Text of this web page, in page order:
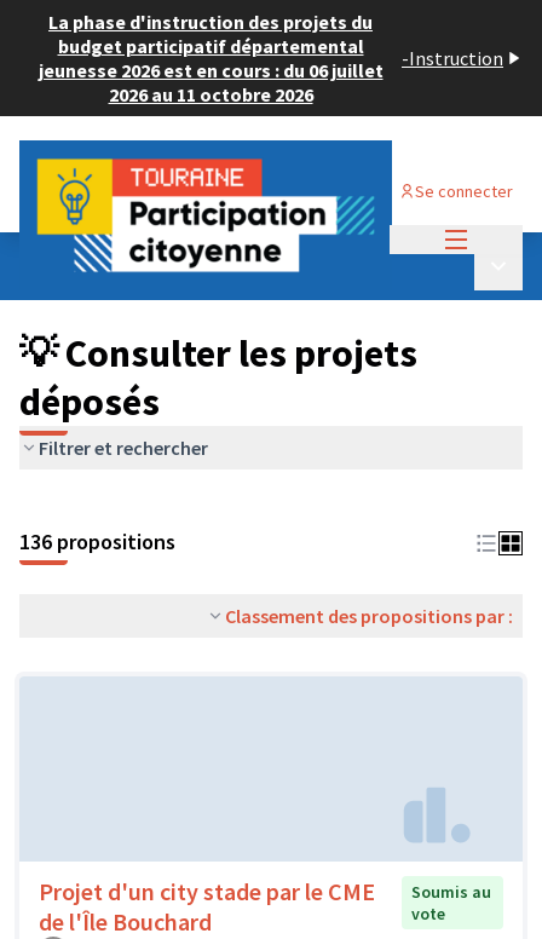
La phase d'instruction des projets du
budget participatif départemental
jeunesse 2026 est en cours : du 06 juillet
2026 au 11 octobre 2026
-Instruction
Se connecter
Budget Participatif JEUNESSE 2024
💡 Consulter les projets déposés
💡 Consulter les projets
déposés
Filtrer et rechercher
136 propositions
Classement des propositions par :
Projet d'un city stade par le CME
de l'Île Bouchard
Soumis au
vote